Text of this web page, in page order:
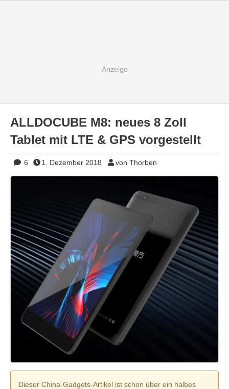
ALLDOCUBE M8: neues 8 Zoll
Tablet mit LTE & GPS vorgestellt
6 1. Dezember 2018 von Thorben
Dieser China-Gadgets-Artikel ist schon über ein halbes